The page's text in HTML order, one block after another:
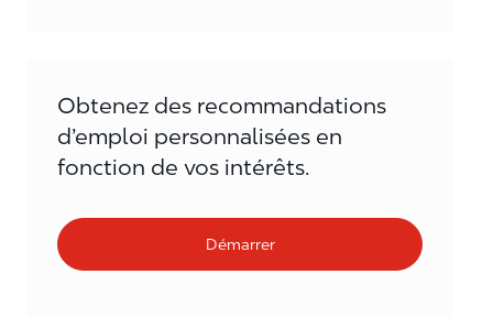
Obtenez des recommandations
d’emploi personnalisées en
fonction de vos intérêts.
Démarrer